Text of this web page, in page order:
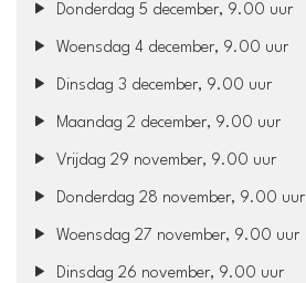
Donderdag 5 december, 9.00 uur
Woensdag 4 december, 9.00 uur
Dinsdag 3 december, 9.00 uur
Maandag 2 december, 9.00 uur
Vrijdag 29 november, 9.00 uur
Donderdag 28 november, 9.00 uur
Woensdag 27 november, 9.00 uur
Dinsdag 26 november, 9.00 uur